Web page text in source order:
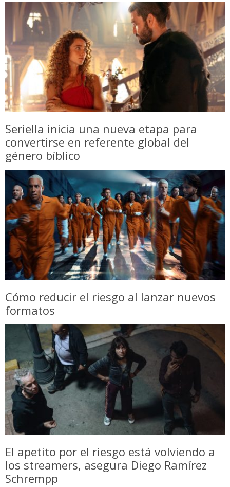
Seriella inicia una nueva etapa para
convertirse en referente global del
género bíblico
Cómo reducir el riesgo al lanzar nuevos
formatos
El apetito por el riesgo está volviendo a
los streamers, asegura Diego Ramírez
Schrempp